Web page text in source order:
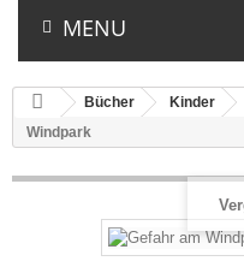
MENU
Bücher Kinder
Windpark